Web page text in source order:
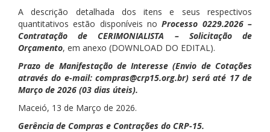
A descrição detalhada dos itens e seus respectivos
quantitativos estão disponíveis noProcesso 0229.2026 –
Contratação de CERIMONIALISTA – Solicitação de
Orçamento, em anexo (DOWNLOAD DO EDITAL).
Prazo de Manifestação de Interesse (Envio de Cotações
através do e-mail: compras@crp15.org.br) será até 17 de
Março de 2026 (03 dias úteis).
Maceió, 13 de Março de 2026.
Gerência de Compras e Contrações do CRP-15.